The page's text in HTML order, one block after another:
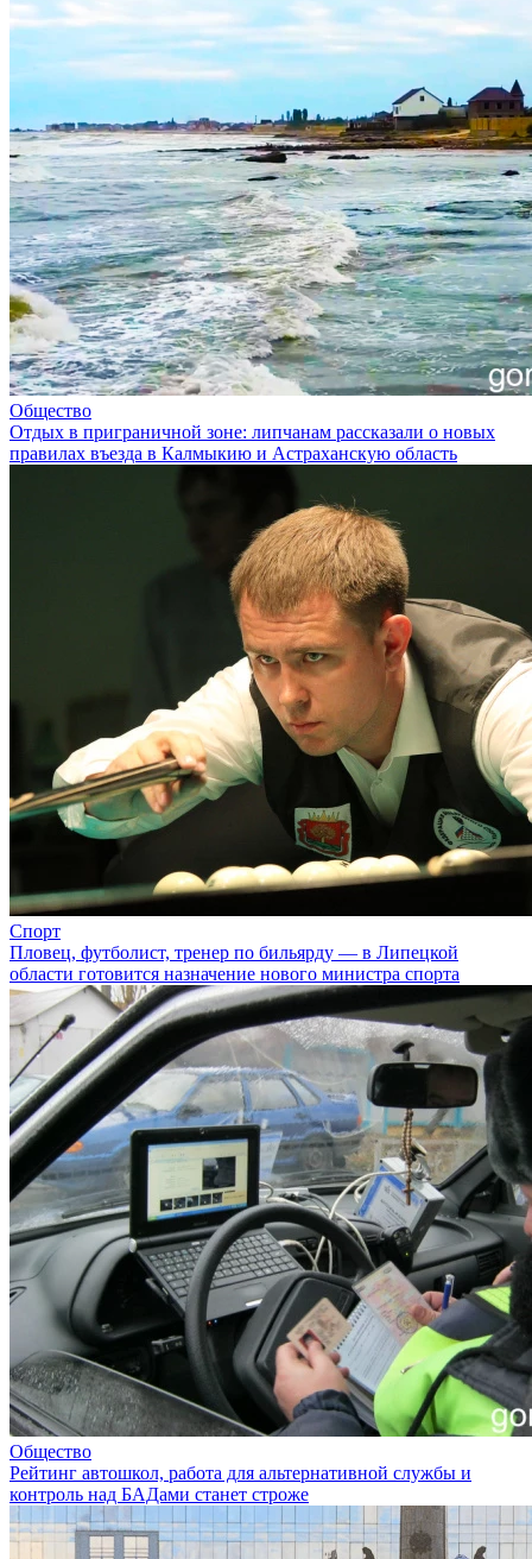
Общество
Отдых в приграничной зоне: липчанам рассказали о новых
правилах въезда в Калмыкию и Астраханскую область
Спорт
Пловец, футболист, тренер по бильярду — в Липецкой
области готовится назначение нового министра спорта
Общество
Рейтинг автошкол, работа для альтернативной службы и
контроль над БАДами станет строже